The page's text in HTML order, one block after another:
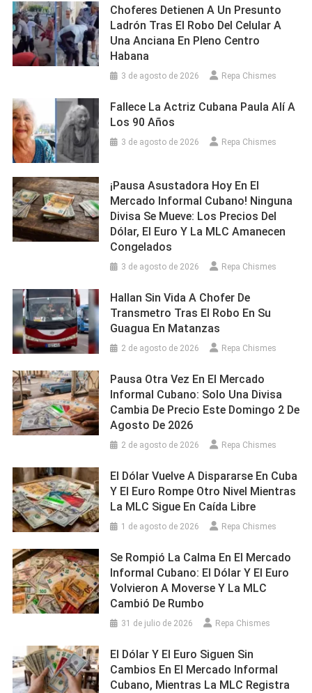
Choferes Detienen A Un Presunto
Ladrón Tras El Robo Del Celular A
Una Anciana En Pleno Centro
Habana
3 de agosto de 2026 Repa Chismes
Fallece La Actriz Cubana Paula Alí A
Los 90 Años
3 de agosto de 2026 Repa Chismes
¡Pausa Asustadora Hoy En El
Mercado Informal Cubano! Ninguna
Divisa Se Mueve: Los Precios Del
Dólar, El Euro Y La MLC Amanecen
Congelados
3 de agosto de 2026 Repa Chismes
Hallan Sin Vida A Chofer De
Transmetro Tras El Robo En Su
Guagua En Matanzas
2 de agosto de 2026 Repa Chismes
Pausa Otra Vez En El Mercado
Informal Cubano: Solo Una Divisa
Cambia De Precio Este Domingo 2 De
Agosto De 2026
2 de agosto de 2026 Repa Chismes
El Dólar Vuelve A Dispararse En Cuba
Y El Euro Rompe Otro Nivel Mientras
La MLC Sigue En Caída Libre
1 de agosto de 2026 Repa Chismes
Se Rompió La Calma En El Mercado
Informal Cubano: El Dólar Y El Euro
Volvieron A Moverse Y La MLC
Cambió De Rumbo
31 de julio de 2026 Repa Chismes
El Dólar Y El Euro Siguen Sin
Cambios En El Mercado Informal
Cubano, Mientras La MLC Registra